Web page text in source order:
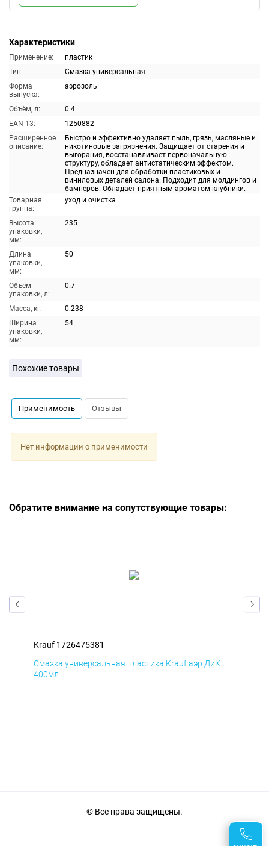
Характеристики
Применение:
пластик
Тип:
Смазка универсальная
Форма
выпуска:
аэрозоль
Объём, л:
0.4
EAN-13:
1250882
Расширенное
описание:
Быстро и эффективно удаляет пыль, грязь, масляные и
никотиновые загрязнения. Защищает от старения и
выгорания, восстанавливает первоначальную
структуру, обладает антистатическим эффектом.
Предназначен для обработки пластиковых и
виниловых деталей салона. Подходит для молдингов и
бамперов. Обладает приятным ароматом клубники.
Товарная
группа:
уход и очистка
Высота
упаковки,
мм:
235
Длина
упаковки,
мм:
50
Объем
упаковки, л:
0.7
Масса, кг:
0.238
Ширина
упаковки,
мм:
54
Похожие товары
Применимость Отзывы
Нет информации о применимости
Обратите внимание на сопутствующие товары:
Krauf 1726475381
Смазка универсальная пластика Krauf аэр ДиК
400мл
© Все права защищены.